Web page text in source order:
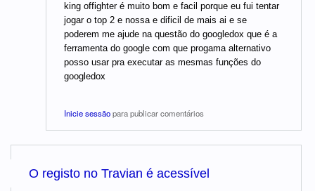
king offighter é muito bom e facil porque eu fui tentar
jogar o top 2 e nossa e dificil de mais ai e se
poderem me ajude na questão do googledox que é a
ferramenta do google com que progama alternativo
posso usar pra executar as mesmas funções do
googledox
Inicie sessãopara publicar comentários
O registo no Travian é acessível